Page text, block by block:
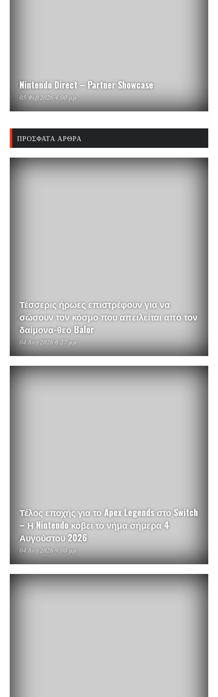
Nintendo Direct – Partner Showcase
05 Φεβ 2026 4:00 μμ
ΠΡΌΣΦΑΤΑ ΆΡΘΡΑ
Τέσσερις ήρωες επιστρέφουν για να
σώσουν τον κόσμο που απειλείται από τον
δαίμονα-θεό Balor
04 Αυγ 2026 6:27 μμ
Τέλος εποχής για το Apex Legends στο Switch
– Η Nintendo κόβει το νήμα σήμερα 4
Αυγούστου 2026
04 Αυγ 2026 9:00 μμ